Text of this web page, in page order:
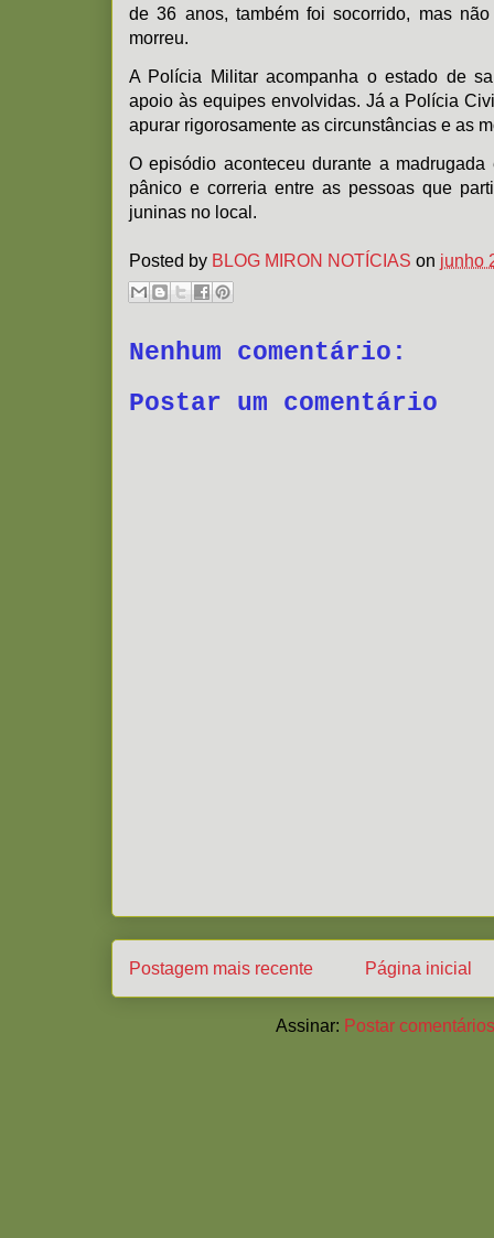
de 36 anos, também foi socorrido, mas
morreu.
A Polícia Militar acompanha o estado de
apoio às equipes envolvidas. Já a Polícia
apurar rigorosamente as circunstâncias e as
O episódio aconteceu durante a
pânico e correria entre as pessoas que
juninas no local.
Posted by BLOG MIRON NOTÍCIAS on junho
Nenhum comentário:
Postar um comentário
Postagem mais recente Página inicial
Assinar: Postar